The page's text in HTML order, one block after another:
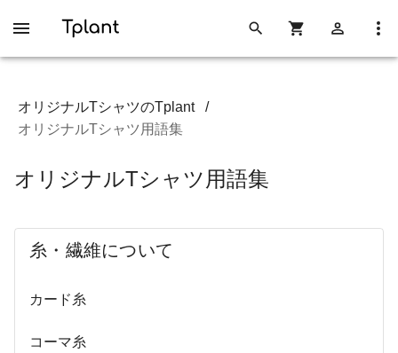
オリジナルTシャツのTplant
/
オリジナルTシャツ用語集
オリジナルTシャツ用語集
糸・繊維について
カード糸
コーマ糸